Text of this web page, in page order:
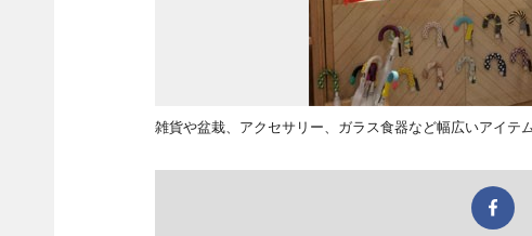
雑貨や盆栽、アクセサリー、ガラス食器など幅広いアイテ